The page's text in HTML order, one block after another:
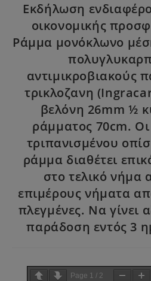
Εκδήλωση
οικονομικής
Ράμμα μονόκλωνο
αντιμικροβιακούς
τρικλοζανη
βελόνη 26mm ½
ράμματος 70cm. Οι
τριπανισμένου
ράμμα διαθέτει
στο τελικό νήμα
επιμέρους νήματα
πλεγμένες. Να γίνει
παράδοση εντός 3
Page 1 / 2